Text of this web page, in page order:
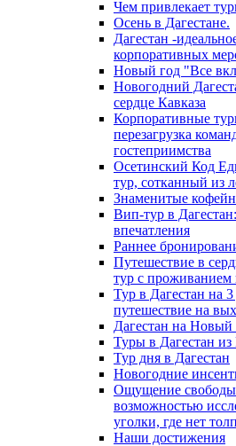
Чем привлекает
Осень в Дагестане.
Дагестан -
корпоративных
Новый год "Все
Новогодний
сердце Кавказа
Корпоративные
перезагрузка
гостеприимства
Осетинский Код
тур, сотканный из
Знаменитые
Вип-тур в
впечатления
Раннее
Путешествие в
тур с проживанием
Тур в Дагестан на
путешествие на
Дагестан на Новый
Туры в Дагестан из
Тур дня в Дагестан
Новогодние
Ощущение
возможностью
уголки, где нет
Наши достижения